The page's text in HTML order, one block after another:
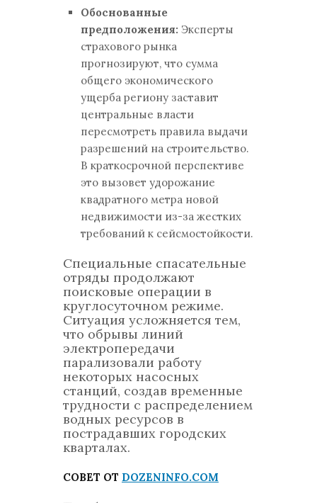
Обоснованные
предположения: Эксперты
страхового рынка
прогнозируют, что сумма
общего экономического
ущерба региону заставит
центральные власти
пересмотреть правила выдачи
разрешений на строительство.
В краткосрочной перспективе
это вызовет удорожание
квадратного метра новой
недвижимости из-за жестких
требований к сейсмостойкости.
Специальные спасательные
отряды продолжают
поисковые операции в
круглосуточном режиме.
Ситуация усложняется тем,
что обрывы линий
электропередачи
парализовали работу
некоторых насосных
станций, создав временные
трудности с распределением
водных ресурсов в
пострадавших городских
кварталах.
СОВЕТ ОТ DOZENINFO.COM